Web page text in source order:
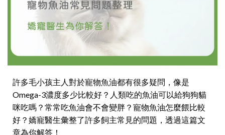
許多毛小孩主人對於寵物魚油都有很多疑問，像是
Omega-3濃度多少比較好？人類吃的魚油可以給狗狗貓
咪吃嗎？常常吃魚油會不會變胖？寵物魚油怎麼餵比較
好？嬌寵醫生彙整了許多飼主常見的問題，透過這篇文
章為你解答！